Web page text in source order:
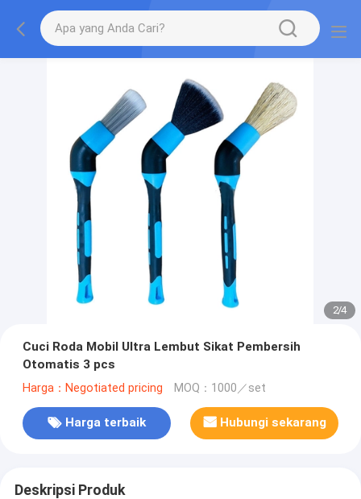
2/4
Cuci Roda Mobil Ultra Lembut Sikat Pembersih
Otomatis 3 pcs
Harga：Negotiated pricing MOQ：1000／set
Harga terbaik Hubungi sekarang
Deskripsi Produk